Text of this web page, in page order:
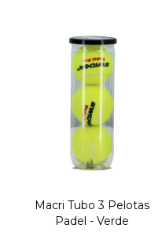
Macri Tubo 3 Pelotas
Padel - Verde